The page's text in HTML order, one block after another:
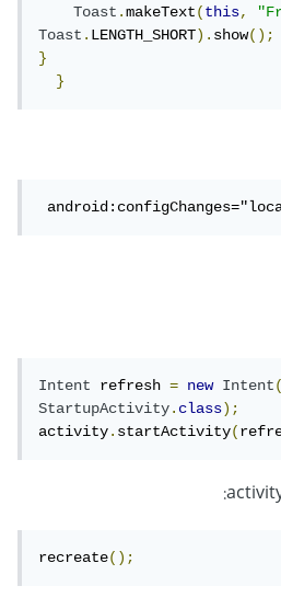
Toast.makeText(this,
Toast.LENGTH_SHORT).show();
}
}
Intent refresh = new Intent
StartupActivity.class);
activity.startActivity(
recreate();